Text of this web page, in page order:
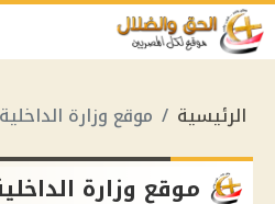
الرئيسية موقع وزارة
موقع وزارة